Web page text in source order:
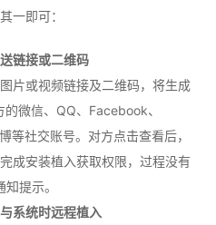
一即可：
链接或二维码
片或视频链接及二维码，将生成
微信、QQ、Facebook、
社交账号。对方点击查看后，
成安装植入获取权限，过程没有
提示。
系统时远程植入